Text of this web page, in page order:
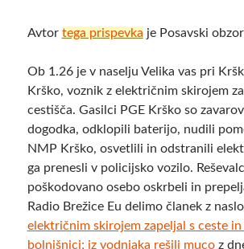
Avtor tega prispevka je Posavski
Ob 1.26 je v naselju Velika vas pri
Krško, voznik z električnim skirojem
cestišča. Gasilci PGE Krško so
dogodka, odklopili baterijo, nudili
NMP Krško, osvetlili in odstranili
ga prenesli v policijsko vozilo.
poškodovano osebo oskrbeli in
Radio Brežice Eu delimo članek z
električnim skirojem zapeljal s ceste
bolnišnici; iz vodnjaka rešili mucoz